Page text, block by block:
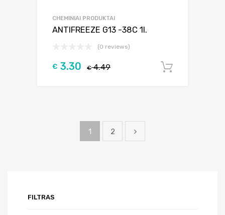
CHEMINIAI PRODUKTAI
ANTIFREEZE G13 -38C 1l.
(0 reviews)
€4.49
€ 3.30
1 2
FILTRAS